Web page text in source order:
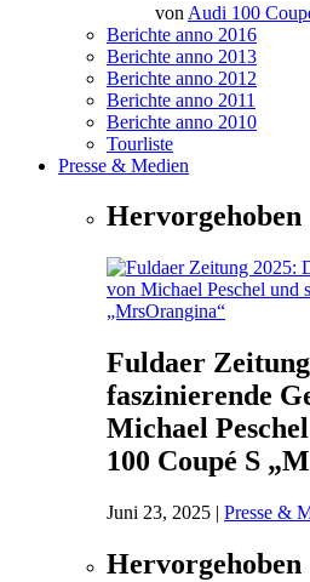
von Audi 100
Berichte anno 2016
Berichte anno 2013
Berichte anno 2012
Berichte anno 2011
Berichte anno 2010
Tourliste
Presse & Medien
Hervorgehoben
Fuldaer
faszinierende
Michael
100 Coupé S
Juni 23, 2025 | Presse &
Hervorgehoben